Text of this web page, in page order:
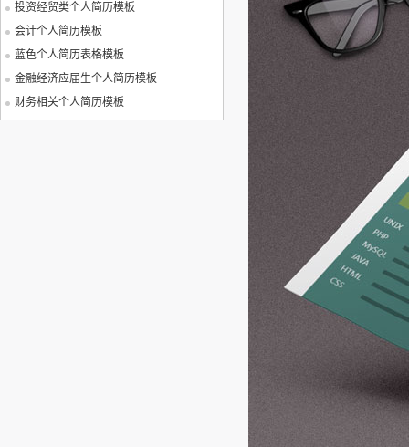
投资经贸类个人简历模板
会计个人简历模板
蓝色个人简历表格模板
金融经济应届生个人简历模板
财务相关个人简历模板